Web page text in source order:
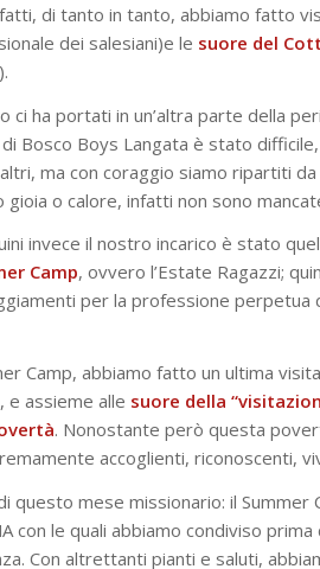
di tanto in tanto, abbiamo fatto
dei salesiani)e le suore del
ci ha portati in un’altra parte della
Bosco Boys Langata è stato
ma con coraggio siamo ripartiti
gioia o calore, infatti non sono
invece il nostro incarico è stato
Camp, ovvero l’Estate Ragazzi;
per la professione perpetua
Camp, abbiamo fatto un ultima
e assieme alle suore della
. Nonostante però questa
accoglienti, riconoscenti,
questo mese missionario: il Summer
con le quali abbiamo condiviso
Con altrettanti pianti e saluti,